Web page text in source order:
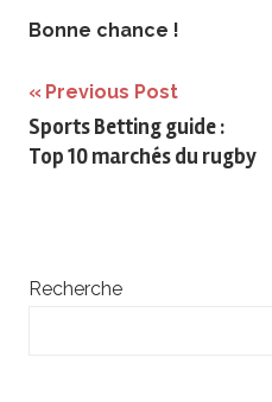
Bonne chance !
Navigation
de
Previous Post
Sports Betting guide :
Top 10 marchés du rugby
Recherche